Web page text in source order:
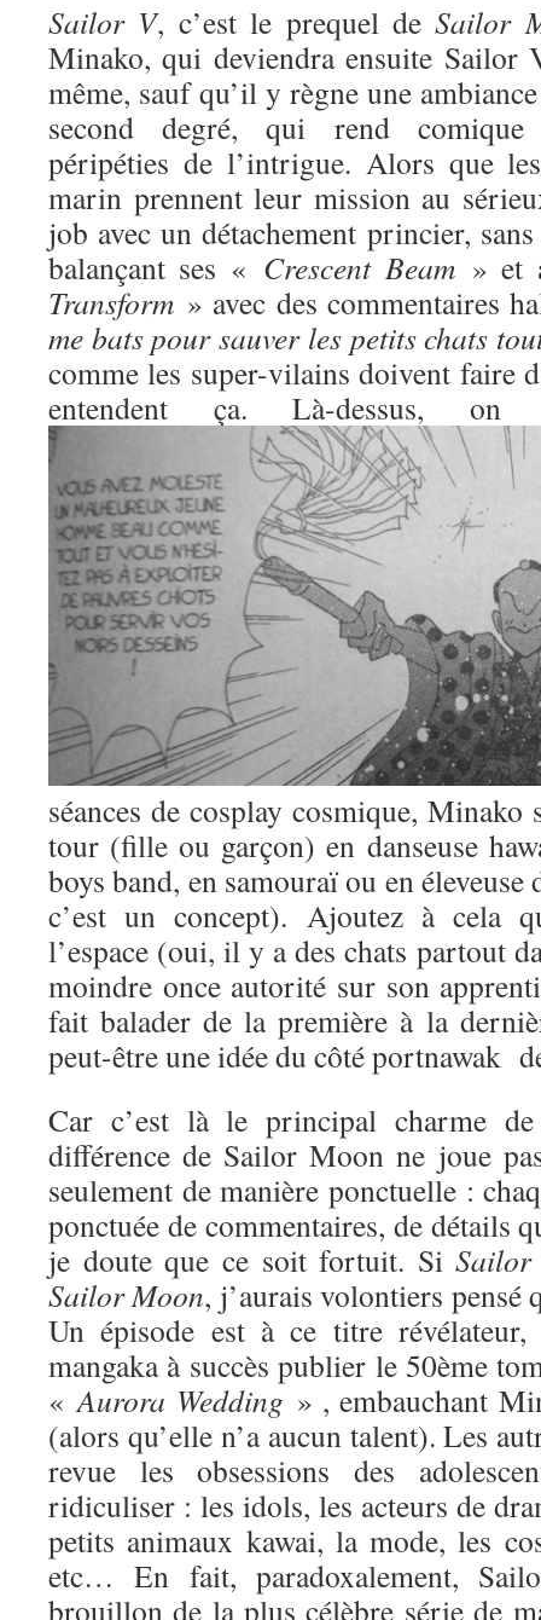
Sailor V, c’est le prequel deSailor
Minako, qui deviendra ensuite Sailor
même, sauf qu’il y règne une
second degré, qui rend comique
péripéties de l’intrigue. Alors que
marin prennent leur mission au
job avec un détachement princier,
balançant ses « Crescent Beam» et
Transform » avec des commentaires
me bats pour sauver les petits chats
comme les super-vilains doivent faire
entendent ça. Là-dessus,
séances de cosplay cosmique,
tour (fille ou garçon) en danseuse
boys band, en samouraï ou en éleveuse
c’est un concept). Ajoutez à cela
l’espace (oui, il y a des chats partout
moindre once autorité sur son
fait balader de la première à la
peut-être une idée du côté portnawak
Car c’est là le principal charme
différence de Sailor Moon ne joue
seulement de manière ponctuelle :
ponctuée de commentaires, de détails
je doute que ce soit fortuit. Si
Sailor Moon, j’aurais volontiers pensé
Un épisode est à ce titre
mangaka à succès publier le 50ème
«Aurora Wedding » , embauchant
(alors qu’elle n’a aucun talent). Les
revue les obsessions des
ridiculiser : les idols, les acteurs de
petits animaux kawai, la mode, les
etc… En fait, paradoxalement,
brouillon de la plus célèbre série de